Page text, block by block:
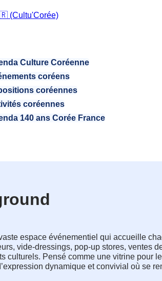
(Cultu'Corée)
Culture Coréenne
coréens
coréennes
coréennes
140 ans Corée France
espace événementiel qui accueille
vide-dressings, pop-up stores, ventes
culturels. Pensé comme une vitrine pour
dynamique et convivial où se